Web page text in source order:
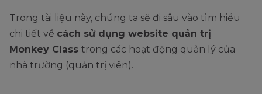
Trong tài liệu này, chúng ta sẽ đi sâu vào tìm hiểu
chi tiết về cách sử dụng website quản trị
Monkey Class trong các hoạt động quản lý của
nhà trường (quản trị viên).